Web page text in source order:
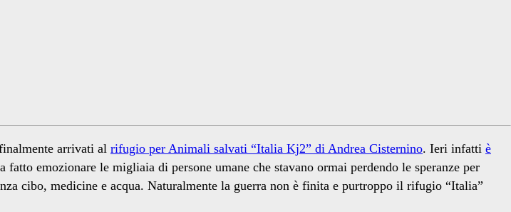
arrivati al rifugio per Animali salvati “Italia Kj2” di Andrea Cisternino. Ieri infatti è
emozionare le migliaia di persone umane che stavano ormai perdendo le speranze per
cibo, medicine e acqua. Naturalmente la guerra non è finita e purtroppo il rifugio “Italia”